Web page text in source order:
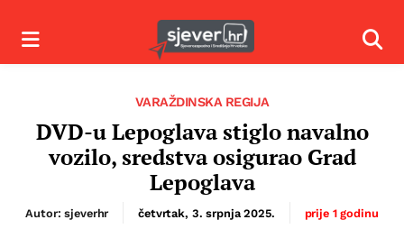
Izbornik
VARAŽDINSKA REGIJA
DVD-u Lepoglava stiglo navalno
vozilo, sredstva osigurao Grad
Lepoglava
Autor: sjeverhr četvrtak, 3. srpnja 2025. prije 1 godinu